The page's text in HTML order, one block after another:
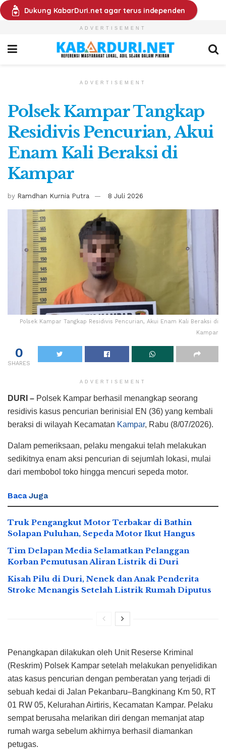
Dukung KabarDuri.net agar terus independen
ADVERTISEMENT
ADVERTISEMENT
Polsek Kampar Tangkap
Residivis Pencurian, Akui
Enam Kali Beraksi di
Kampar
by Ramdhan Kurnia Putra 8 Juli 2026
Polsek Kampar Tangkap Residivis Pencurian, Akui Enam Kali Beraksi di
Kampar
0
SHARES
ADVERTISEMENT
DURI – Polsek Kampar berhasil menangkap seorang
residivis kasus pencurian berinisial EN (36) yang kembali
beraksi di wilayah Kecamatan Kampar, Rabu (8/07/2026).
Dalam pemeriksaan, pelaku mengakui telah melakukan
sedikitnya enam aksi pencurian di sejumlah lokasi, mulai
dari membobol toko hingga mencuri sepeda motor.
Baca Juga
Truk Pengangkut Motor Terbakar di Bathin
Solapan Puluhan, Sepeda Motor Ikut Hangus
Tim Delapan Media Selamatkan Pelanggan
Korban Pemutusan Aliran Listrik di Duri
Kisah Pilu di Duri, Nenek dan Anak Penderita
Stroke Menangis Setelah Listrik Rumah Diputus
Penangkapan dilakukan oleh Unit Reserse Kriminal
(Reskrim) Polsek Kampar setelah melakukan penyelidikan
atas kasus pencurian dengan pemberatan yang terjadi di
sebuah kedai di Jalan Pekanbaru–Bangkinang Km 50, RT
01 RW 05, Kelurahan Airtiris, Kecamatan Kampar. Pelaku
sempat berusaha melarikan diri dengan memanjat atap
rumah warga sebelum akhirnya berhasil diamankan
petugas.